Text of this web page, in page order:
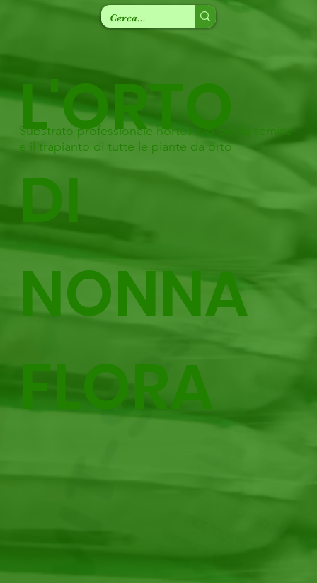
L'ORTO
DI
NONNA
FLORA
Substrato professionale hortus bio per la semina
e il trapianto di tutte le piante da orto